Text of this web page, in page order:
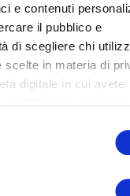
e contenuti
il pubblico e
di scegliere chi
scelte in materia di
digitale in cui avete
o revocare
della privacy.